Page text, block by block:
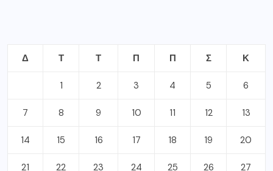
Δ Τ Τ Π Π Σ Κ
1 2 3 4 5 6
7 8 9 10 11 12 13
14 15 16 17 18 19 20
21 22 23 24 25 26 27